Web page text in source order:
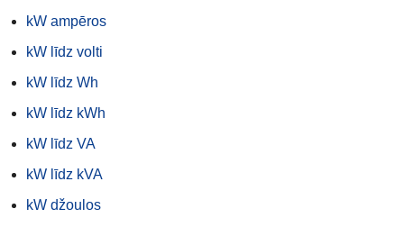
kW ampēros
kW līdz volti
kW līdz Wh
kW līdz kWh
kW līdz VA
kW līdz kVA
kW džoulos